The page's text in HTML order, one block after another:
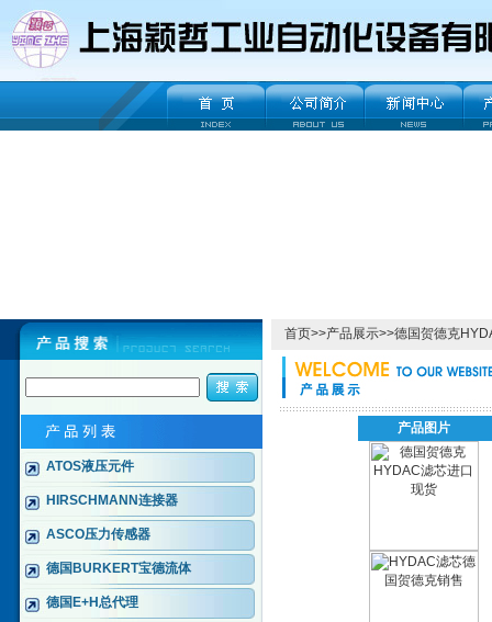
ATOS液压元件
HIRSCHMANN连接器
ASCO压力传感器
德国BURKERT宝德流体
德国E+H总代理
首页>>产品展示>>德国贺德克
产品图片